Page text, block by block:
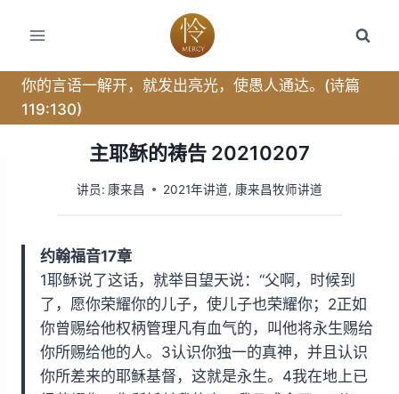
你的言语一解开，就发出亮光，使愚人通达。(诗篇
119:130)
主耶稣的祷告 20210207
讲员: 康来昌 2021年讲道, 康来昌牧师讲道
约翰福音17章
1耶稣说了这话，就举目望天说：“父啊，时候到
了，愿你荣耀你的儿子，使儿子也荣耀你；2正如
你曾赐给他权柄管理凡有血气的，叫他将永生赐给
你所赐给他的人。3认识你独一的真神，并且认识
你所差来的耶稣基督，这就是永生。4我在地上已